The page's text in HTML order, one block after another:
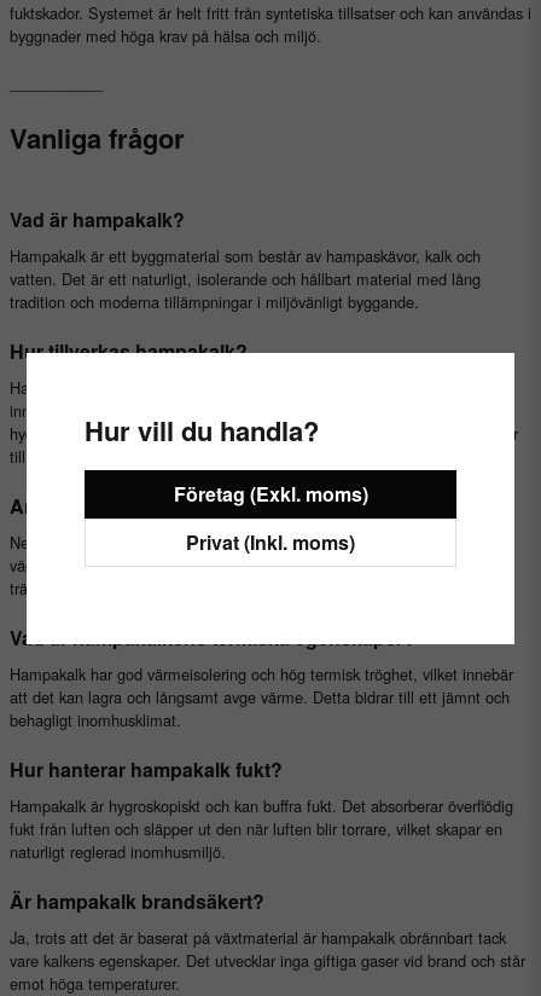
fuktskador. Systemet är helt fritt från syntetiska tillsatser och kan användas i
byggnader med höga krav på hälsa och miljö.
Vanliga frågor
Vad är hampakalk?
Hampakalk är ett byggmaterial som består av hampaskävor, kalk och
vatten. Det är ett naturligt, isolerande och hållbart material med lång
tradition och moderna tillämpningar i miljövänligt byggande.
Hur tillverkas hampakalk?
Hampakalk tillverkas genom att blanda hampaskävor (den träliknande
innerdelen av hampastjälken) med kalkbindemedel, vanligtvis hydrat- eller
hydraulisk kalk, och vatten. Blandningen bildar en porös massa som torkar
till en stabil och isolerande struktur.
Används hampakalk som bärande byggmaterial?
Nej, hampakalk är inte ett bärande material. Det används som isolering i
väggar, tak och golv tillsammans med en bärande stomme av exempelvis
trä.
Vad är hampakalkens termiska egenskaper?
Hampakalk har god värmeisolering och hög termisk tröghet, vilket innebär
att det kan lagra och långsamt avge värme. Detta bidrar till ett jämnt och
behagligt inomhusklimat.
Hur hanterar hampakalk fukt?
Hampakalk är hygroskopiskt och kan buffra fukt. Det absorberar överflödig
fukt från luften och släpper ut den när luften blir torrare, vilket skapar en
naturligt reglerad inomhusmiljö.
Är hampakalk brandsäkert?
Ja, trots att det är baserat på växtmaterial är hampakalk obrännbart tack
vare kalkens egenskaper. Det utvecklar inga giftiga gaser vid brand och står
emot höga temperaturer.
Hur vill du handla?
Företag (Exkl. moms)
Privat (Inkl. moms)